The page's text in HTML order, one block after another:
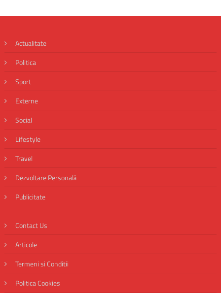
Actualitate
Politica
Sport
Externe
Social
Lifestyle
Travel
Dezvoltare Personală
Publicitate
Contact Us
Articole
Termeni si Conditii
Politica Cookies